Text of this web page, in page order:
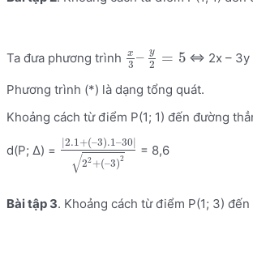
Ta đưa phương trình
x
3 – y
2 = 5 <=> 2x –
Phương trình (*) là dạng tổng quát.
Khoảng cách từ điểm P(1; 1) đến đường
d(P; Δ) =
|2.1+(–3).1–30
22+(–3)2
√
= 8,6
Bài tập 3. Khoảng cách từ điểm P(1; 3)